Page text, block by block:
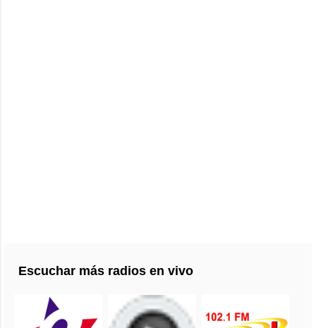
Escuchar más radios en vivo